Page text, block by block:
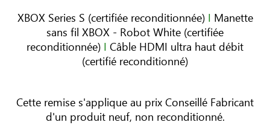
XBOX Series S (certifiée reconditionnée) I Manette
sans fil XBOX - Robot White (certifiée
reconditionnée) I Câble HDMI ultra haut débit
(certifié reconditionné)
Cette remise s'applique au prix Conseillé Fabricant
d'un produit neuf, non reconditionné.